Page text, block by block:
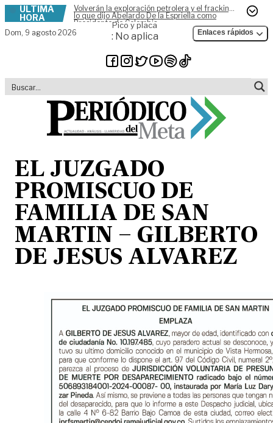
Skip to content
ÚLTIMA
HORA
Volverán la exploración petrolera y el fracking,
lo que dijo Abelardo De la Espriella como
Presidente de Colombia
Dom, 9 agosto 2026
Pico y placa
: No aplica Enlaces rápidos
EL JUZGADO
PROMISCUO DE
FAMILIA DE SAN
MARTIN – GILBERTO
DE JESUS ALVAREZ